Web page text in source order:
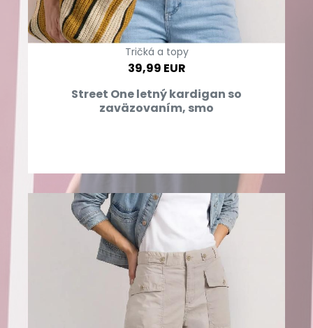
Tričká a topy
39,99 EUR
Street One letný kardigan so
zaväzovaním, smo